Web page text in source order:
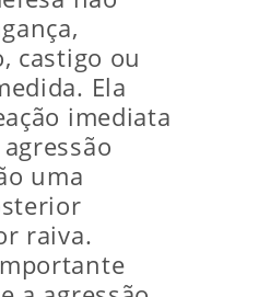
castigo ou
Ela
imediata
uma
raiva.